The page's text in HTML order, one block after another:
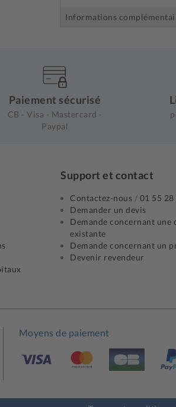
Informations
Paiement sécurisé
CB - Visa - Mastercard -
Paypal
Support et contact
Contactez-nous / 01 55 28
Demander un devis
Demande concernant une
existante
Demande concernant un
Devenir revendeur
Moyens de paiement